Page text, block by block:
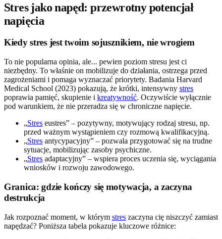
Stres jako napęd: przewrotny potencjał
napięcia
Kiedy stres jest twoim sojusznikiem, nie wrogiem
To nie popularna opinia, ale... pewien poziom stresu jest ci
niezbędny. To właśnie on mobilizuje do działania, ostrzega przed
zagrożeniami i pomaga wyznaczać priorytety. Badania Harvard
Medical School (2023) pokazują, że krótki, intensywny stres
poprawia pamięć, skupienie i kreatywność. Oczywiście wyłącznie
pod warunkiem, że nie przeradza się w chroniczne napięcie.
„Stres eustres” – pozytywny, motywujący rodzaj stresu, np.
przed ważnym wystąpieniem czy rozmową kwalifikacyjną.
„Stres antycypacyjny” – pozwala przygotować się na trudne
sytuacje, mobilizując zasoby psychiczne.
„Stres adaptacyjny” – wspiera proces uczenia się, wyciągania
wniosków i rozwoju zawodowego.
Granica: gdzie kończy się motywacja, a zaczyna
destrukcja
Jak rozpoznać moment, w którym stres zaczyna cię niszczyć zamiast
napędzać? Poniższa tabela pokazuje kluczowe różnice: